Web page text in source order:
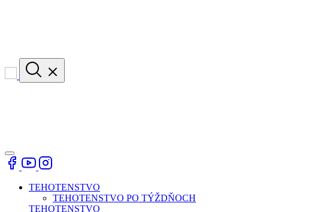
TEHOTENSTVO
TEHOTENSTVO PO TÝŽDŇOCH
TEHOTENSTVO